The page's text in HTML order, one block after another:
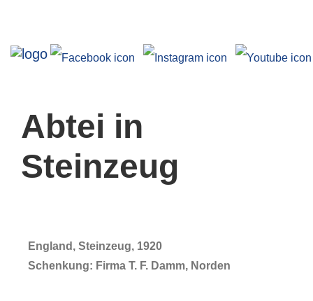
Abtei in
Steinzeug
England, Steinzeug, 1920
Schenkung: Firma T. F. Damm, Norden